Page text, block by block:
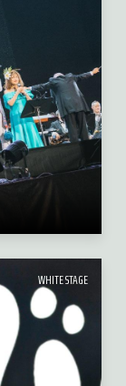
WHITE STAGE